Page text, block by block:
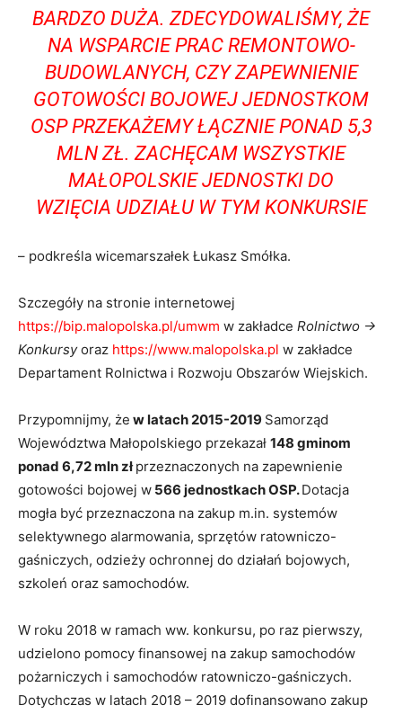
BARDZO DUŻA. ZDECYDOWALIŚMY, ŻE
NA WSPARCIE PRAC REMONTOWO-
BUDOWLANYCH, CZY ZAPEWNIENIE
GOTOWOŚCI BOJOWEJ JEDNOSTKOM
OSP PRZEKAŻEMY ŁĄCZNIE PONAD 5,3
MLN ZŁ. ZACHĘCAM WSZYSTKIE
MAŁOPOLSKIE JEDNOSTKI DO
WZIĘCIA UDZIAŁU W TYM KONKURSIE
– podkreśla wicemarszałek Łukasz Smółka.
Szczegóły na stronie internetowej
https://bip.malopolska.pl/umwm w zakładce Rolnictwo →
Konkursyoraz https://www.malopolska.pl w zakładce
Departament Rolnictwa i Rozwoju Obszarów Wiejskich.
Przypomnijmy, że w latach 2015-2019 Samorząd
Województwa Małopolskiego przekazał 148 gminom
ponad 6,72 mln złprzeznaczonych na zapewnienie
gotowości bojowej w 566 jednostkach OSP.Dotacja
mogła być przeznaczona na zakup m.in. systemów
selektywnego alarmowania, sprzętów ratowniczo-
gaśniczych, odzieży ochronnej do działań bojowych,
szkoleń oraz samochodów.
W roku 2018 w ramach ww. konkursu, po raz pierwszy,
udzielono pomocy finansowej na zakup samochodów
pożarniczych i samochodów ratowniczo-gaśniczych.
Dotychczas w latach 2018 – 2019 dofinansowano zakup